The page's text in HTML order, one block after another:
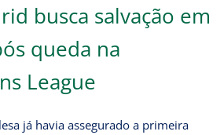
busca salvação em
queda na
League
já havia assegurado a primeira